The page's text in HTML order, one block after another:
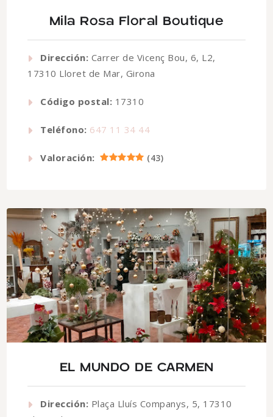
Mila Rosa Floral Boutique
Dirección: Carrer de Vicenç Bou, 6, L2,
17310 Lloret de Mar, Girona
Código postal: 17310
Teléfono: 647 11 34 44
Valoración: (43)
EL MUNDO DE CARMEN
Dirección: Plaça Lluís Companys, 5, 17310